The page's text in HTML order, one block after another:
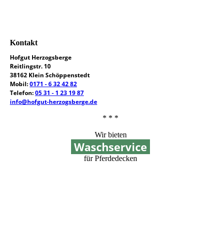
Kontakt
Hofgut Herzogsberge
Reitlingstr. 10
38162 Klein Schöppenstedt
Mobil:0171 - 6 32 42 82
Telefon:05 31 - 1 23 19 87
info@hofgut-herzogsberge.de
* * *
Wir bieten
Waschservice
für Pferdedecken